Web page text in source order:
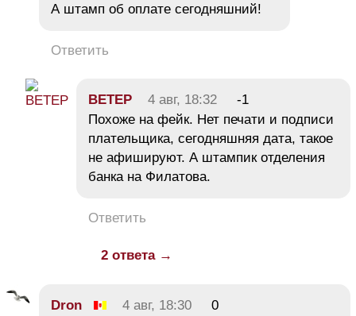
А штамп об оплате сегодняшний!
Ответить
BETEP 4 авг, 18:32
-1
Похоже на фейк. Нет печати и подписи
плательщика, сегодняшняя дата, такое
не афишируют. А штампик отделения
банка на Филатова.
Ответить
2 ответа →
Dron 4 авг, 18:30
0